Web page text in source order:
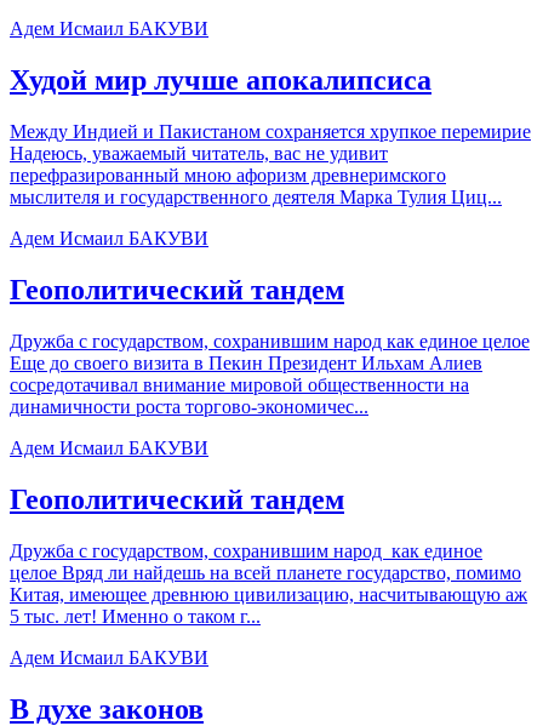
Адем Исмаил БАКУВИ
Худой мир лучше апокалипсиса
Между Индией и Пакистаном сохраняется хрупкое перемирие
Надеюсь, уважаемый читатель, вас не удивит
перефразированный мною афоризм древнеримского
мыслителя и государственного деятеля Марка Тулия Циц...
Адем Исмаил БАКУВИ
Геополитический тандем
Дружба с государством, сохранившим народ как единое целое
Еще до своего визита в Пекин Президент Ильхам Алиев
сосредотачивал внимание мировой общественности на
динамичности роста торгово-экономичес...
Адем Исмаил БАКУВИ
Геополитический тандем
Дружба с государством, сохранившим народ как единое
целое Вряд ли найдешь на всей планете государство, помимо
Китая, имеющее древнюю цивилизацию, насчитывающую аж
5 тыс. лет! Именно о таком г...
Адем Исмаил БАКУВИ
В духе законов